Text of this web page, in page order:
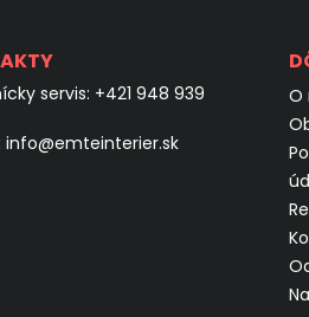
servis: +421 948 939
info@emteinterier.sk
O